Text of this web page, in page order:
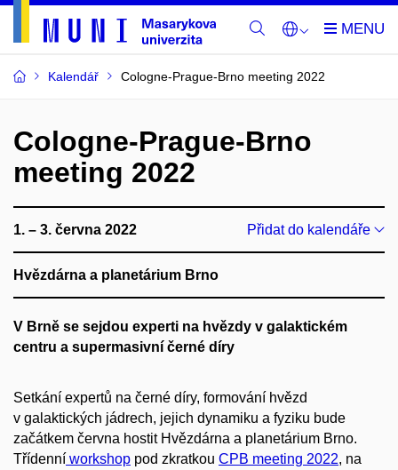
Kalendář Cologne-Prague-Brno meeting 2022
Cologne-Prague-Brno
meeting 2022
1. – 3. června 2022 Přidat do kalendáře
Hvězdárna a planetárium Brno
V Brně se sejdou experti na hvězdy v galaktickém
centru a supermasivní černé díry
Setkání expertů na černé díry, formování hvězd
v galaktických jádrech, jejich dynamiku a fyziku bude
začátkem června hostit Hvězdárna a planetárium Brno.
Třídenní workshop pod zkratkou CPB meeting 2022, na